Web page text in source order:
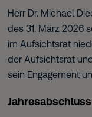
Herr Dr. Michael
des 31. März 2026
im Aufsichtsrat
der Aufsichtsrat
sein Engagement